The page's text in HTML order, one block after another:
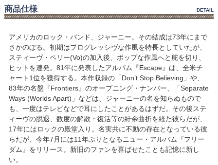
商品仕様 DETAIL
アメリカのロック・バンド、ジャーニー。その結成は73年にまで
さかのぼる。初期はプログレッシヴな作風を特長としていたが、
スティーヴ・ペリー(Vo)の加入後、ポップな作風へと舵を切り、
ヒットを連発。81年に発表したアルバム『Escape』は、全米チ
ャート1位を獲得する。本作収録の「Don’t Stop Believing」や、
83年の名盤『Frontiers』のオープニング・ナンバー、「Separate
Ways (Worlds Apart)」などは、ジャーニーの名を知らぬもので
も、一度はテレビなどで耳にしたことがあるはずだ。その後ステ
ィーヴの脱退、数度の解散・復活等の紆余曲折を経た彼らだが、
17年にはロックの殿堂入り。名実共に不動の存在となっている彼
らだが、今年7月には11年ぶりとなるニュー・アルバム『フリー
ダム』をリリース。新旧のファンを喜ばせたことも記憶に新し
い。